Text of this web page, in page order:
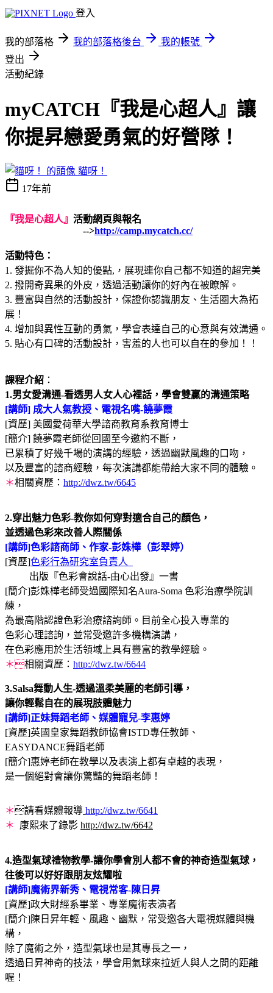
登入
我的部落格 我的部落格後台
我的帳號
登出
活動紀錄
myCATCH『我是心超人』讓
你提昇戀愛勇氣的好營隊！
貓呀！
17年前
『我是心超人』 活動網頁與報名
-->http://camp.mycatch.cc/
活動特色：
1. 發掘你不為人知的優點,，展現連你自己都不知道的超完美
2. 撥開奇異果的外皮，透過活動讓你的好內在被瞭解。
3. 豐富與自然的活動設計，保證你認識朋友、生活圈大為拓
展！
4. 增加與異性互動的勇氣，學會表達自己的心意與有效溝通。
5. 貼心有口碑的活動設計，害羞的人也可以自在的參加！！
課程介紹 ：
1.男女愛溝通-看透男人女人心裡話，學會雙贏的溝通策略
[講師] 成大人氣教授、電視名嘴-饒夢霞
[資歷] 美國愛荷華大學諮商教育系教育博士
[簡介] 饒夢霞老師從回國至今邀約不斷，
已累積了好幾千場的演講的經驗，透過幽默風趣的口吻，
以及豐富的諮商經驗，每次演講都能帶給大家不同的體驗。
＊相關資歷： http://dwz.tw/6645
2.穿出魅力色彩-教你如何穿對適合自己的顏色，
並透過色彩來改善人際關係
[講師]色彩諮商師、作家-彭姝樺（彭翠婷）
[資歷]色彩行為研究室負責人
出版『色彩會說話-由心出發』一書
[簡介]彭姝樺老師受過國際知名Aura-Soma 色彩治療學院訓
練，
為最高階認證色彩治療諮詢師。目前全心投入專業的
色彩心理諮詢，並常受邀許多機構演講，
在色彩應用於生活領域上具有豐富的教學經驗。
＊相關資歷： http://dwz.tw/6644
3.Salsa舞動人生-透過溫柔美麗的老師引導，
讓你輕鬆自在的展現肢體魅力
[講師]正妹舞蹈老師、媒體寵兒-李惠婷
[資歷]英國皇家舞蹈教師協會ISTD專任教師、
EASYDANCE舞蹈老師
[簡介]惠婷老師在教學以及表演上都有卓越的表現，
是一個絕對會讓你驚豔的舞蹈老師！
＊請看媒體報導 http://dwz.tw/6641
＊
康熙來了錄影 http://dwz.tw/6642
4.造型氣球禮物教學-讓你學會別人都不會的神奇造型氣球，
往後可以好好跟朋友炫耀啦
[講師]魔術界新秀、電視常客-陳日昇
[資歷]政大財經系畢業、專業魔術表演者
[簡介]陳日昇年輕、風趣、幽默，常受邀各大電視媒體與機
構，
除了魔術之外，造型氣球也是其專長之一，
透過日昇神奇的技法，學會用氣球來拉近人與人之間的距離
喔！